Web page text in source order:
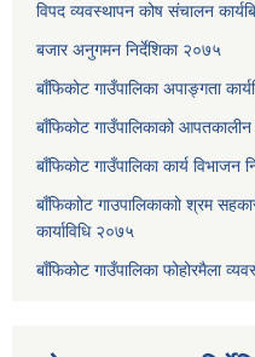
विपद व्यवस्थापन कोष संचालन
बजार अनुगमन निर्देशिका २०७५
बाँफिकोट गाउँपालिका अपाङ्गता
बाँफिकोट गाउँपालिकाको
बाँफिकोट गाउँपालिका कार्य
बाँफिकाोट गाउपालिकाकाो श्रम
कार्याविधि २०७५
बाँफिकोट गाउँपालिका फोहोरमैला